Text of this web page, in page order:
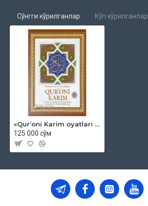
Isro (Tungi sayr)
Kahf (G‘or)
Maryam
Anbiyo (Payg‘ambarlar)
Mu’minun (Mo‘minlar)
Nur
Shuaro (Shoirlar)
Naml (Chumoli)
Сўнгги кўрилганлар Кўп кўрилганлар
«Qur’oni Karim oyatlari mazmun-ma’nosining o‘zbekcha izohli tarjimasi»
125 000 сўм